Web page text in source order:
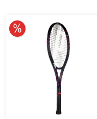
10% obniżone